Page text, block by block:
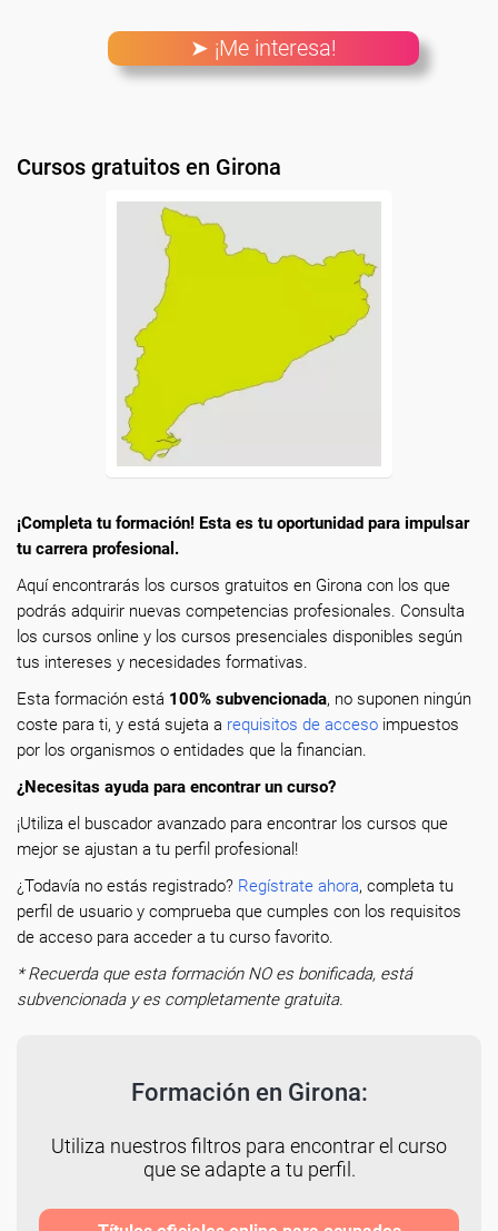
➤ ¡Me interesa!
Cursos gratuitos en Girona
¡Completa tu formación! Esta es tu oportunidad para impulsar
tu carrera profesional.
Aquí encontrarás los cursos gratuitos en Girona con los que
podrás adquirir nuevas competencias profesionales. Consulta
los cursos online y los cursos presenciales disponibles según
tus intereses y necesidades formativas.
Esta formación está 100% subvencionada, no suponen ningún
coste para ti, y está sujeta a requisitos de acceso impuestos
por los organismos o entidades que la financian.
¿Necesitas ayuda para encontrar un curso?
¡Utiliza el buscador avanzado para encontrar los cursos que
mejor se ajustan a tu perfil profesional!
¿Todavía no estás registrado? Regístrate ahora, completa tu
perfil de usuario y comprueba que cumples con los requisitos
de acceso para acceder a tu curso favorito.
* Recuerda que esta formación NO es bonificada, está
subvencionada y es completamente gratuita.
Formación en Girona:
Utiliza nuestros filtros para encontrar el curso
que se adapte a tu perfil.